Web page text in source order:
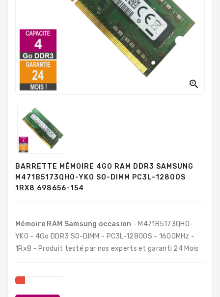
Mesure
Tout-
Mémoires
RAM
Durs
Composants
PC
Composants
PC
Portables
Destockage

BARRETTE MÉMOIRE 4GO RAM DDR3 SAMSUNG
M471B5173QH0-YK0 SO-DIMM PC3L-12800S
1RX8 698656-154
Mémoire RAM Samsung occasion - M471B5173QH0-
YK0 - 4Go DDR3 SO-DIMM - PC3L-12800S - 1600MHz -
1Rx8 - Produit testé par nos experts et garanti 24 Mois